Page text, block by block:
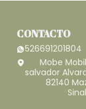
CONTACTO
526691201804
Mobe
salvador
82140